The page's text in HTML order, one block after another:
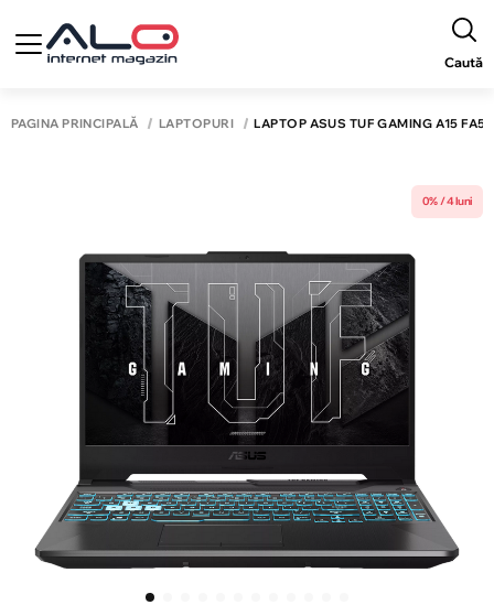
Caută
PAGINA PRINCIPALĂ LAPTOPURI LAPTOP ASUS TUF GAMING A15
0% / 4 luni